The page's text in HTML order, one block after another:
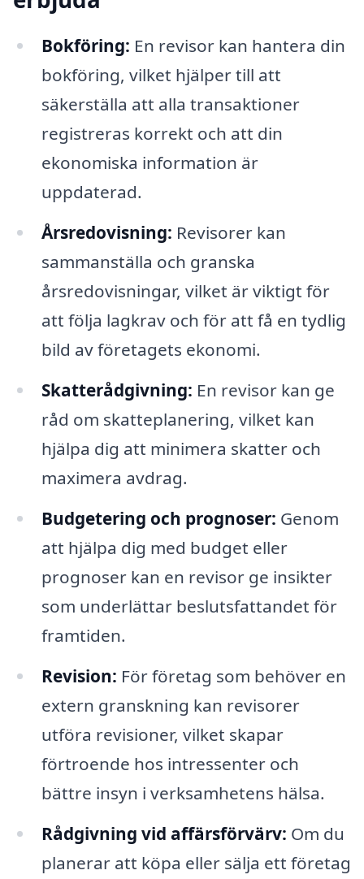
Bokföring: En revisor kan hantera din
bokföring, vilket hjälper till att
säkerställa att alla transaktioner
registreras korrekt och att din
ekonomiska information är
uppdaterad.
Årsredovisning: Revisorer kan
sammanställa och granska
årsredovisningar, vilket är viktigt för
att följa lagkrav och för att få en tydlig
bild av företagets ekonomi.
Skatterådgivning: En revisor kan ge
råd om skatteplanering, vilket kan
hjälpa dig att minimera skatter och
maximera avdrag.
Budgetering och prognoser: Genom
att hjälpa dig med budget eller
prognoser kan en revisor ge insikter
som underlättar beslutsfattandet för
framtiden.
Revision: För företag som behöver en
extern granskning kan revisorer
utföra revisioner, vilket skapar
förtroende hos intressenter och
bättre insyn i verksamhetens hälsa.
Rådgivning vid affärsförvärv: Om du
planerar att köpa eller sälja ett företag